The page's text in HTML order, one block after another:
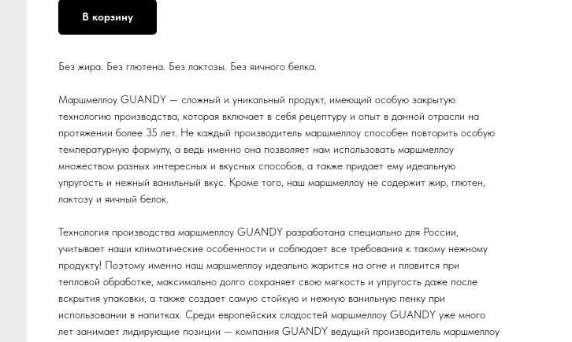
В корзину
Без жира. Без глютена. Без лактозы. Без яичного белка.
Маршмеллоу GUANDY — сложный и уникальный продукт, имеющий особую закрытую
технологию производства, которая включает в себя рецептуру и опыт в данной отрасли на
протяжении более 35 лет. Не каждый производитель маршмеллоу способен повторить особую
температурную формулу, а ведь именно она позволяет нам использовать маршмеллоу
множеством разных интересных и вкусных способов, а также придает ему идеальную
упругость и нежный ванильный вкус. Кроме того, наш маршмеллоу не содержит жир, глютен,
лактозу и яичный белок.
Технология производства маршмеллоу GUANDY разработана специально для России,
учитывает наши климатические особенности и соблюдает все требования к такому нежному
продукту! Поэтому именно наш маршмеллоу идеально жарится на огне и плавится при
тепловой обработке, максимально долго сохраняет свою мягкость и упругость даже после
вскрытия упаковки, а также создает самую стойкую и нежную ванильную пенку при
использовании в напитках. Среди европейских сладостей маршмеллоу GUANDY уже много
лет занимает лидирующие позиции — компания GUANDY ведущий производитель маршмеллоу